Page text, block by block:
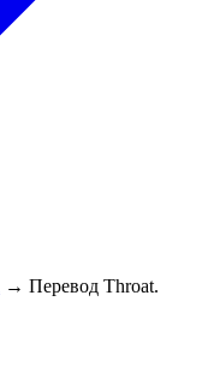
→ Перевод Throat.